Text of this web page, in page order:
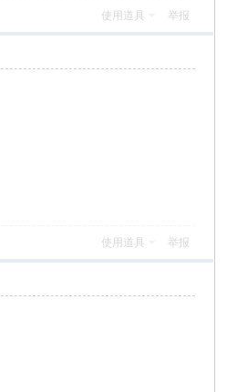
使用道具 举报
使用道具 举报